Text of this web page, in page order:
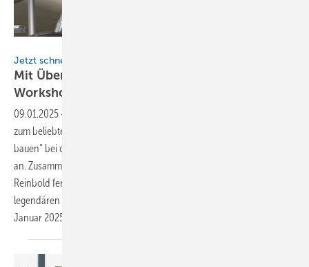
Jetzt schnell sein
Mit Überschallgeschwindigkeit zur
Workshopteilnahme
09.01.2025 -
zum beliebten BAUMETALL-Workshop „Modellflugzeuge aus Titanzink
bauen“ bei den Spenglerspezialisten von Eisenkies in Tirol
an. Zusammen mit den Spenglermeistern Friedrich und Thomas
Reinbold fertigen Sie am 7. und 8. Februar 2025 ein Modell des
legendären Starfighters an. Achtung: Anmeldeschluss ist der 15.
Januar 2025!